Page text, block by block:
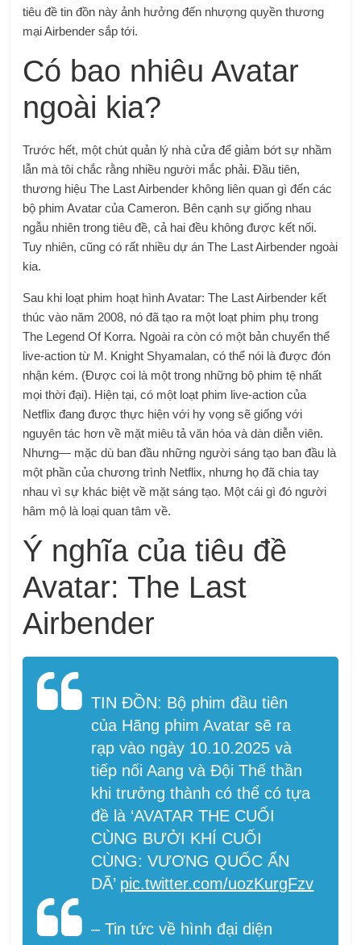
tiêu đề tin đồn này ảnh hưởng đến nhượng quyền thương
mại Airbender sắp tới.
Có bao nhiêu Avatar
ngoài kia?
Trước hết, một chút quản lý nhà cửa để giảm bớt sự nhầm
lẫn mà tôi chắc rằng nhiều người mắc phải. Đầu tiên,
thương hiệu The Last Airbender không liên quan gì đến các
bộ phim Avatar của Cameron. Bên cạnh sự giống nhau
ngẫu nhiên trong tiêu đề, cả hai đều không được kết nối.
Tuy nhiên, cũng có rất nhiều dự án The Last Airbender ngoài
kia.
Sau khi loạt phim hoạt hình Avatar: The Last Airbender kết
thúc vào năm 2008, nó đã tạo ra một loạt phim phụ trong
The Legend Of Korra. Ngoài ra còn có một bản chuyển thể
live-action từ M. Knight Shyamalan, có thể nói là được đón
nhận kém. (Được coi là một trong những bộ phim tệ nhất
mọi thời đại). Hiện tại, có một loạt phim live-action của
Netflix đang được thực hiện với hy vọng sẽ giống với
nguyên tác hơn về mặt miêu tả văn hóa và dàn diễn viên.
Nhưng— mặc dù ban đầu những người sáng tạo ban đầu là
một phần của chương trình Netflix, nhưng họ đã chia tay
nhau vì sự khác biệt về mặt sáng tạo. Một cái gì đó người
hâm mộ là loại quan tâm về.
Ý nghĩa của tiêu đề
Avatar: The Last
Airbender
TIN ĐỒN: Bộ phim đầu tiên
của Hãng phim Avatar sẽ ra
rạp vào ngày 10.10.2025 và
tiếp nối Aang và Đội Thế thần
khi trưởng thành có thể có tựa
đề là ‘AVATAR THE CUỐI
CÙNG BƯỞI KHÍ CUỐI
CÙNG: VƯƠNG QUỐC ẨN
DÃ’ pic.twitter.com/uozKurgFzv
– Tin tức về hình đại diện